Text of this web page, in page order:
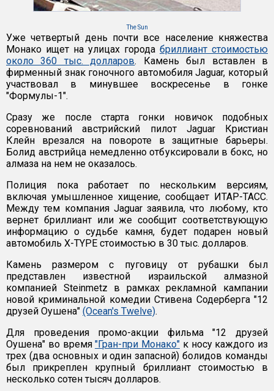
The Sun
Уже четвертый день почти все население княжества
Монако ищет на улицах города бриллиант стоимостью
около 360 тыс. долларов. Камень был вставлен в
фирменный знак гоночного автомобиля Jaguar, который
участвовал в минувшее воскресенье в гонке
"Формулы-1".
Сразу же после старта гонки новичок подобных
соревнований австрийский пилот Jaguar Кристиан
Клейн врезался на повороте в защитные барьеры.
Болид австрийца немедленно отбуксировали в бокс, но
алмаза на нем не оказалось.
Полиция пока работает по нескольким версиям,
включая умышленное хищение, сообщает ИТАР-ТАСС.
Между тем компания Jaguar заявила, что любому, кто
вернет бриллиант или же сообщит соответствующую
информацию о судьбе камня, будет подарен новый
автомобиль X-TYPE стоимостью в 30 тыс. долларов.
Камень размером с пуговицу от рубашки был
представлен известной израильской алмазной
компанией Steinmetz в рамках рекламной кампании
новой криминальной комедии Стивена Содерберга "12
друзей Оушена" (Ocean's Twelve).
Для проведения промо-акции фильма "12 друзей
Оушена" во время"Гран-при Монако" к носу каждого из
трех (два основных и один запасной) болидов команды
был прикреплен крупный бриллиант стоимостью в
несколько сотен тысяч долларов.